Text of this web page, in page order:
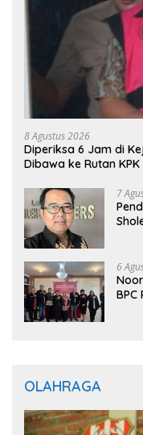
8 Agustus 2026
Diperiksa 6 Jam di
Dibawa ke Rutan KPK
7
6
BPC
OLAHRAGA